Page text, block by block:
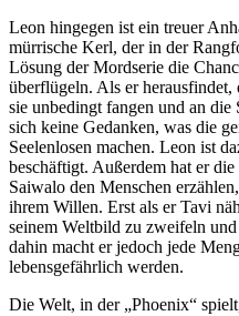
Leon hingegen ist ein treuer
mürrische Kerl, der in der
Lösung der Mordserie die
überflügeln. Als er
sie unbedingt fangen und an
sich keine Gedanken, was die
Seelenlosen machen. Leon ist
beschäftigt. Außerdem hat er
Saiwalo den Menschen
ihrem Willen. Erst als er Tavi
seinem Weltbild zu zweifeln
dahin macht er jedoch jede
lebensgefährlich werden.
Die Welt, in der „Phoenix“